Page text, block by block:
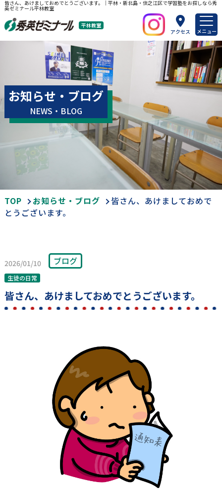
皆さん、あけましておめでとうございます。｜平林・新北島・住之江区で学習塾をお探しなら秀
英ゼミナール平林教室
平林教室
アクセス
メニュー
お知らせ・ブログ
NEWS・BLOG
TOP お知らせ・ブログ
皆さん、あけましておめで
とうございます。
2026/01/10 ブログ
生徒の日常
皆さん、あけましておめでとうございます。